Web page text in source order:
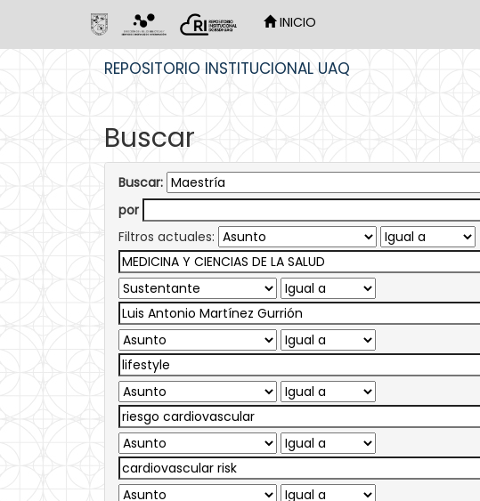
INICIO
REPOSITORIO INSTITUCIONAL UAQ
Buscar
Buscar:
por
Filtros actuales: